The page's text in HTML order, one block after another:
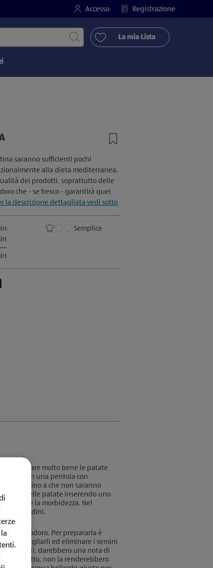
Accesso Registrazione
Avvia ricercaLa mia Lista
saranno sufficienti pochi
alla dieta mediterranea.
dei prodotti, soprattutto delle
che - se fresco - garantirà quel
la descrizione dettagliata vedi sotto
Semplice
prodotto su messenger
prodotto su facebook
questo prodotto via E-Mail
lavare molto bene le patate
poi in una pentola con
lessare fino a che non saranno
delle patate inserendo uno
sentirne la morbidezza. Nel
a dadini.
di pomodoro. Per prepararla è
tagliarli ed eliminare i semini
infatti, darebbero una nota di
soprattutto, non la renderebbero